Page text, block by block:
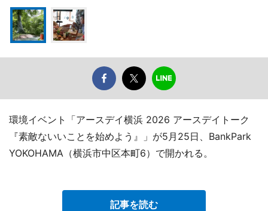
環境イベント「アースデイ横浜 2026 アースデイトーク
『素敵ないいことを始めよう』」が5月25日、BankPark
YOKOHAMA（横浜市中区本町6）で開かれる。
記事を読む